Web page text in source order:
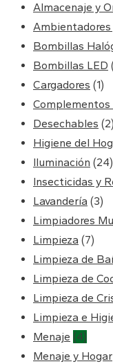
Almacenaje y
Bombillas
Bombillas LED
Cargadores (1)
Complementos
Desechables (2)
Higiene del
Iluminación (24)
Insecticidas y
Lavandería (3)
Limpiadores
Limpieza (7)
Limpieza de
Limpieza de
Limpieza de
Limpieza e
Menaje (4)
Menaje y Hogar